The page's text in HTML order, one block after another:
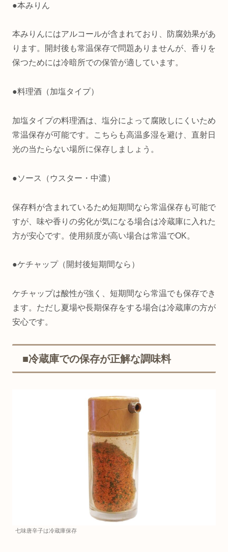
●本みりん
本みりんにはアルコールが含まれており、防腐効果があ
ります。開封後も常温保存で問題ありませんが、香りを
保つためには冷暗所での保管が適しています。
●料理酒（加塩タイプ）
加塩タイプの料理酒は、塩分によって腐敗しにくいため
常温保存が可能です。こちらも高温多湿を避け、直射日
光の当たらない場所に保存しましょう。
●ソース（ウスター・中濃）
保存料が含まれているため短期間なら常温保存も可能で
すが、味や香りの劣化が気になる場合は冷蔵庫に入れた
方が安心です。使用頻度が高い場合は常温でOK。
●ケチャップ（開封後短期間なら）
ケチャップは酸性が強く、短期間なら常温でも保存でき
ます。ただし夏場や長期保存をする場合は冷蔵庫の方が
安心です。
■冷蔵庫での保存が正解な調味料
七味唐辛子は冷蔵庫保存